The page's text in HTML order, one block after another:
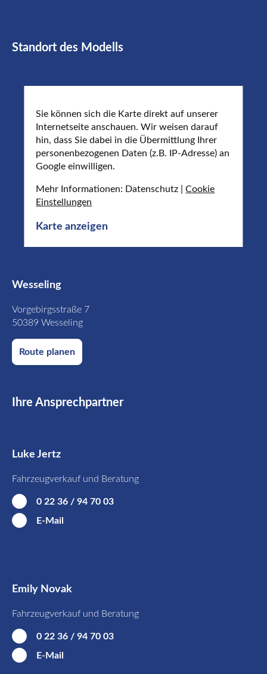
Standort des Modells
Sie können sich die Karte direkt auf unserer
Internetseite anschauen. Wir weisen darauf
hin, dass Sie dabei in die Übermittlung Ihrer
personenbezogenen Daten (z.B. IP-Adresse) an
Google einwilligen.
Mehr Informationen: Datenschutz |Cookie
Einstellungen
Karte anzeigen
Wesseling
Vorgebirgsstraße 7
50389 Wesseling
Route planen
Ihre Ansprechpartner
Luke Jertz
Fahrzeugverkauf und Beratung
0 22 36 / 94 70 03
E-Mail
Emily Novak
Fahrzeugverkauf und Beratung
0 22 36 / 94 70 03
E-Mail